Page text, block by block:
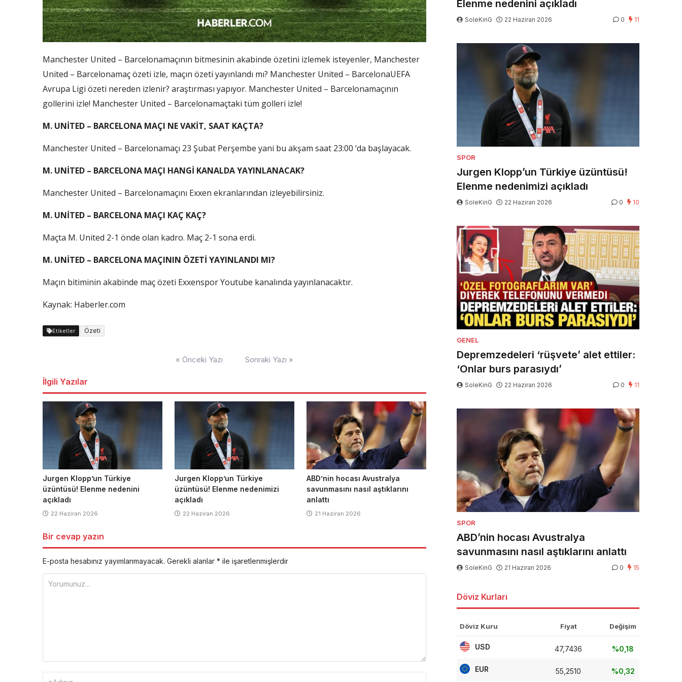
Manchester United – Barcelonamaçının bitmesinin akabinde özetini izlemek isteyenler, Manchester
United – Barcelonamaç özeti izle, maçın özeti yayınlandı mı? Manchester United – BarcelonaUEFA
Avrupa Ligi özeti nereden izlenir? araştırması yapıyor. Manchester United – Barcelonamaçının
gollerini izle! Manchester United – Barcelonamaçtaki tüm golleri izle!
M. UNİTED – BARCELONA MAÇI NE VAKİT, SAAT KAÇTA?
Manchester United – Barcelonamaçı 23 Şubat Perşembe yani bu akşam saat 23:00 ‘da başlayacak.
M. UNİTED – BARCELONA MAÇI HANGİ KANALDA YAYINLANACAK?
Manchester United – Barcelonamaçını Exxen ekranlarından izleyebilirsiniz.
M. UNİTED – BARCELONA MAÇI KAÇ KAÇ?
Maçta M. United 2-1 önde olan kadro. Maç 2-1 sona erdi.
M. UNİTED – BARCELONA MAÇININ ÖZETİ YAYINLANDI MI?
Maçın bitiminin akabinde maç özeti Exxenspor Youtube kanalında yayınlanacaktır.
Kaynak: Haberler.com
Etiketler Özeti
« Önceki Yazı Sonraki Yazı »
İlgili Yazılar
Jurgen Klopp’un Türkiye
üzüntüsü! Elenme nedenini
açıkladı
22 Haziran 2026
Jurgen Klopp’un Türkiye
üzüntüsü! Elenme nedenimizi
açıkladı
22 Haziran 2026
ABD’nin hocası Avustralya
savunmasını nasıl aştıklarını
anlattı
21 Haziran 2026
Bir cevap yazın
E-posta hesabınız yayımlanmayacak. Gerekli alanlar * ile işaretlenmişlerdir
Elenme nedenini açıkladı
SoleKinG 22 Haziran 2026 0 11
SPOR
Jurgen Klopp’un Türkiye üzüntüsü!
Elenme nedenimizi açıkladı
SoleKinG 22 Haziran 2026 0 10
GENEL
Depremzedeleri ‘rüşvete’ alet ettiler:
‘Onlar burs parasıydı’
SoleKinG 22 Haziran 2026 0 11
SPOR
ABD’nin hocası Avustralya
savunmasını nasıl aştıklarını anlattı
SoleKinG 21 Haziran 2026 0 15
Döviz Kurları
Döviz Kuru Fiyat Değişim
USD 47,7436 %0,18
EUR 55,2510 %0,32